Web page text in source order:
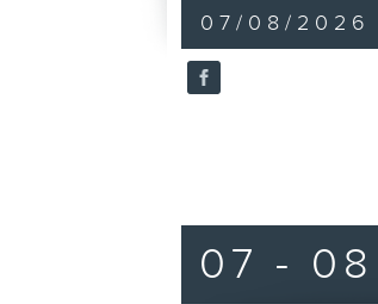
54
minutes,
59
seconds
90%
07/08/2026
07 - 08